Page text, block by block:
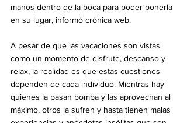
manos dentro de la boca para poder ponerla
en su lugar, informó crónica web.
A pesar de que las vacaciones son vistas
como un momento de disfrute, descanso y
relax, la realidad es que estas cuestiones
dependen de cada individuo. Mientras hay
quienes la pasan bomba y las aprovechan al
máximo, otros la sufren y hasta tienen malas